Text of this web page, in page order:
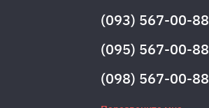
(093) 567-00-88
(095) 567-00-88
(098) 567-00-88